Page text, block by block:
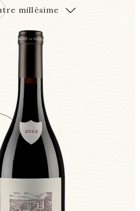
CAVES
ET SAVOIR-FAIRE
DE CARACTÈRE
D’EXCEPTION
DE NOUS !
millésime
2023